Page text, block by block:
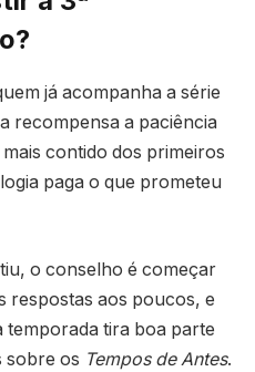
já acompanha a série
recompensa a paciência
contido dos primeiros
paga o que prometeu
o conselho é começar
respostas aos poucos, e
tira boa parte
sobre os Tempos de Antes.